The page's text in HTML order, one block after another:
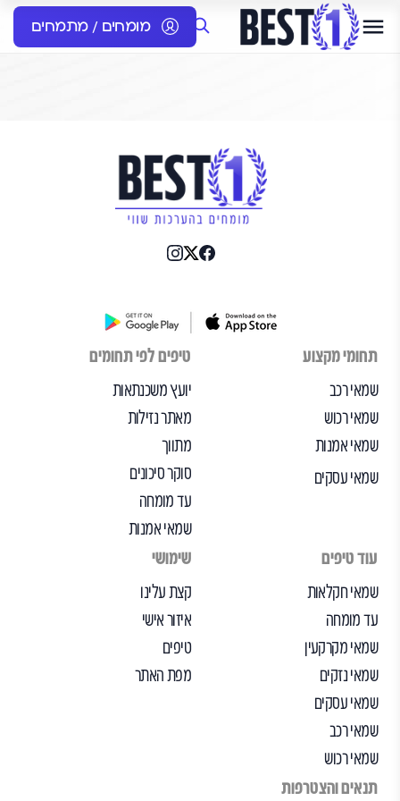
מומחים / מתמחים
תחומי מקצוע
שמאי רכב
שמאי רכוש
שמאי אמנות
שמאי עסקים
טיפים לפי תחומים
יועץ משכנתאות
מאתר נזילות
מתווך
סוקר סיכונים
עד מומחה
שמאי אמנות
עוד טיפים
שמאי חקלאות
עד מומחה
שמאי מקרקעין
שמאי נזקים
שמאי עסקים
שמאי רכב
שמאי רכוש
שימושי
קצת עלינו
איזור אישי
טיפים
מפת האתר
תנאים והצטרפות